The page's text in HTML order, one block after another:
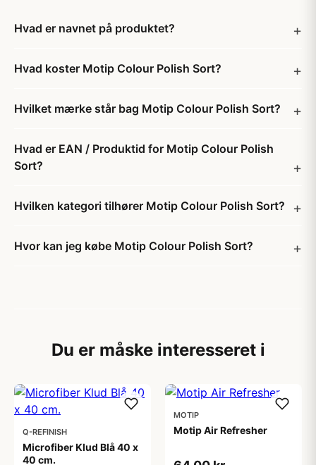
Hvad er navnet på produktet?
Hvad koster Motip Colour Polish Sort?
Hvilket mærke står bag Motip Colour Polish Sort?
Hvad er EAN / Produktid for Motip Colour Polish
Sort?
Hvilken kategori tilhører Motip Colour Polish Sort?
Hvor kan jeg købe Motip Colour Polish Sort?
Du er måske interesseret i
Q-REFINISH
Microfiber Klud Blå 40 x
40 cm.
MOTIP
Motip Air Refresher